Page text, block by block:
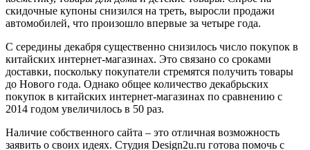
скидочные купоны снизился на треть, выросли продажи
автомобилей, что произошло впервые за четыре года.
С середины декабря существенно снизилось число покупок в
китайских интернет-магазинах. Это связано со сроками
доставки, поскольку покупатели стремятся получить товары
до Нового года. Однако общее количество декабрьских
покупок в китайских интернет-магазинах по сравнению с
2014 годом увеличилось в 50 раз.
Наличие собственного сайта – это отличная возможность
заявить о своих идеях. Студия Design2u.ru готова помочь с